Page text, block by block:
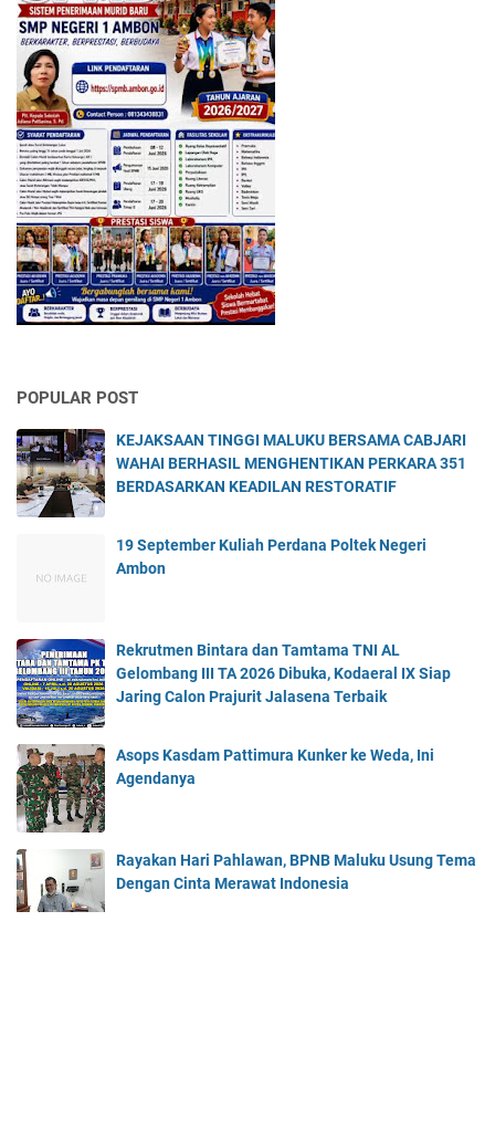
POPULAR POST
KEJAKSAAN TINGGI MALUKU BERSAMA CABJARI
WAHAI BERHASIL MENGHENTIKAN PERKARA 351
BERDASARKAN KEADILAN RESTORATIF
19 September Kuliah Perdana Poltek Negeri
Ambon
Rekrutmen Bintara dan Tamtama TNI AL
Gelombang III TA 2026 Dibuka, Kodaeral IX Siap
Jaring Calon Prajurit Jalasena Terbaik
Asops Kasdam Pattimura Kunker ke Weda, Ini
Agendanya
Rayakan Hari Pahlawan, BPNB Maluku Usung Tema
Dengan Cinta Merawat Indonesia